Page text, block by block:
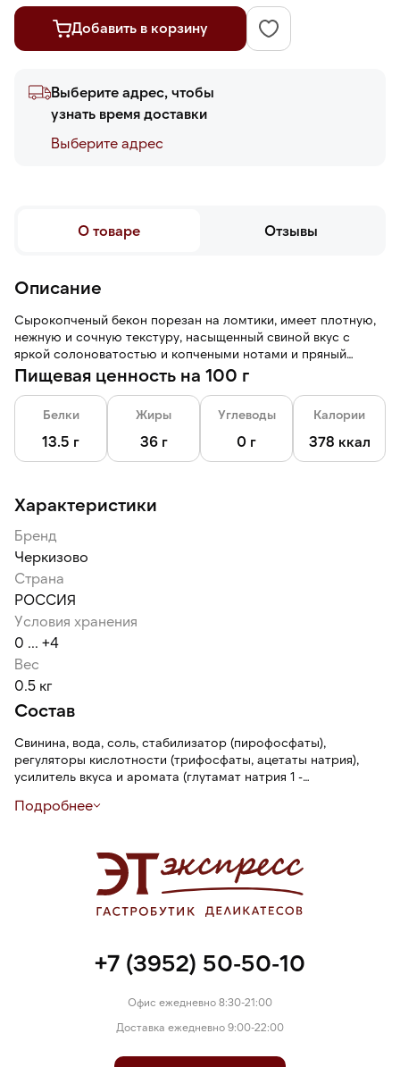
Добавить в корзину
Выберите адрес, чтобы
узнать время доставки
Выберите адреc
О товаре Отзывы
Описание
Сырокопченый бекон порезан на ломтики, имеет плотную,
нежную и сочную текстуру, насыщенный свиной вкус с
яркой солоноватостью и копчеными нотами и пряный
аромат с дымными оттенками.
Пищевая ценность на 100 г
Белки
13.5 г
Жиры
36 г
Углеводы
0 г
Калории
378 ккал
Характеристики
Бренд
Черкизово
Страна
РОССИЯ
Условия хранения
0 ... +4
Вес
0.5 кг
Состав
Свинина, вода, соль, стабилизатор (пирофосфаты),
регуляторы кислотности (трифосфаты, ацетаты натрия),
усилитель вкуса и аромата (глутамат натрия 1 -
(изоаскорбат натрия), фиксатор окраски - нитрит натрия.
Подробнее
+7 (3952) 50-50-10
Офис ежедневно 8:30-21:00
Доставка ежедневно 9:00-22:00